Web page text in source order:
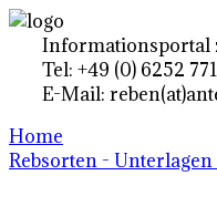
Tel: +49 (0) 6252
E-Mail:
Home
Rebsorten -